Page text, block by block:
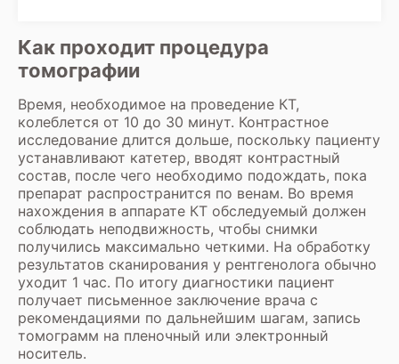
Как проходит процедура
томографии
Время, необходимое на проведение КТ,
колеблется от 10 до 30 минут. Контрастное
исследование длится дольше, поскольку пациенту
устанавливают катетер, вводят контрастный
состав, после чего необходимо подождать, пока
препарат распространится по венам. Во время
нахождения в аппарате КТ обследуемый должен
соблюдать неподвижность, чтобы снимки
получились максимально четкими. На обработку
результатов сканирования у рентгенолога обычно
уходит 1 час. По итогу диагностики пациент
получает письменное заключение врача с
рекомендациями по дальнейшим шагам, запись
томограмм на пленочный или электронный
носитель.